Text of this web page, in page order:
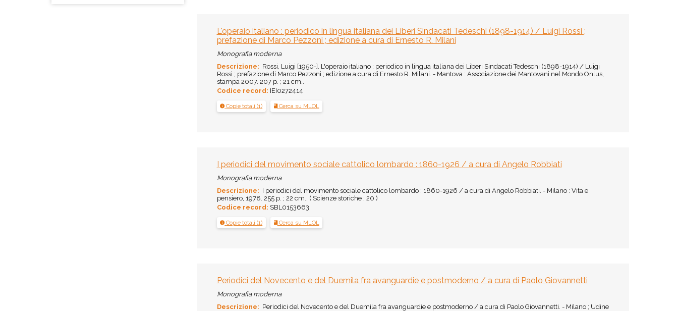
L'operaio italiano : periodico in lingua italiana dei Liberi Sindacati Tedeschi (1898-1914) / Luigi Rossi ;
prefazione di Marco Pezzoni ; edizione a cura di Ernesto R. Milani
Monografia moderna
Descrizione: Rossi, Luigi [1950-]. L'operaio italiano : periodico in lingua italiana dei Liberi Sindacati Tedeschi (1898-1914) / Luigi
Rossi ; prefazione di Marco Pezzoni ; edizione a cura di Ernesto R. Milani. - Mantova : Associazione dei Mantovani nel Mondo Onlus,
stampa 2007. 207 p. ; 21 cm..
Codice record: IEI0272414
Copie totali (1) Cerca su MLOL
I periodici del movimento sociale cattolico lombardo : 1860-1926 / a cura di Angelo Robbiati
Monografia moderna
Descrizione: I periodici del movimento sociale cattolico lombardo : 1860-1926 / a cura di Angelo Robbiati. - Milano : Vita e
pensiero, 1978. 255 p. ; 22 cm.. ( Scienze storiche ; 20 )
Codice record: SBL0153663
Copie totali (1) Cerca su MLOL
Periodici del Novecento e del Duemila fra avanguardie e postmoderno / a cura di Paolo Giovannetti
Monografia moderna
Descrizione: Periodici del Novecento e del Duemila fra avanguardie e postmoderno / a cura di Paolo Giovannetti. - Milano ; Udine